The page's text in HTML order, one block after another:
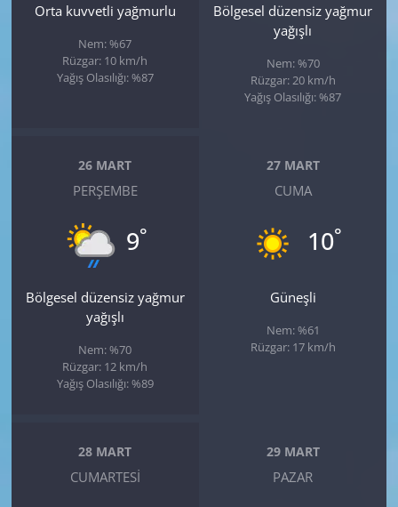
Orta kuvvetli yağmurlu
Nem: %67
Rüzgar: 10 km/h
Yağış Olasılığı: %87
Bölgesel düzensiz yağmur
yağışlı
Nem: %70
Rüzgar: 20 km/h
Yağış Olasılığı: %87
26 MART
PERŞEMBE
9°
Bölgesel düzensiz yağmur
yağışlı
Nem: %70
Rüzgar: 12 km/h
Yağış Olasılığı: %89
27 MART
CUMA
10°
Güneşli
Nem: %61
Rüzgar: 17 km/h
28 MART
CUMARTESI
29 MART
PAZAR